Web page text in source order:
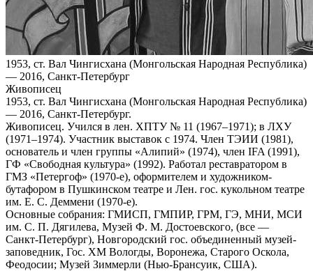
1953, ст. Вал Чингисхана (Монгольская Народная Республика)
— 2016, Санкт‑Петербург
Живописец
1953, ст. Вал Чингисхана (Монгольская Народная Республика)
— 2016, Санкт‑Петербург.
Живописец. Учился в лен. ХПТУ № 11 (1967–1971); в ЛХУ
(1971–1974). Участник выставок с 1974. Член ТЭИИ (1981),
основатель и член группы «Алипий» (1974), член IFA (1991),
ГФ «Свободная культура» (1992). Работал реставратором в
ГМЗ «Петергоф» (1970‑е), оформителем и художником-
бутафором в Пушкинском театре и Лен. гос. кукольном театре
им. Е. С. Деммени (1970‑е).
Основные собрания: ГМИСП, ГМПИР, ГРМ, ГЭ, МНИ, МСИ
им. С. П. Дягилева, Музей Ф. М. Достоевского, (все —
Санкт‑Петербург), Новгородский гос. объединенный музей-
заповедник, Гос. ХМ Вологды, Воронежа, Старого Оскола,
Феодосии; Музей Зиммерли (Нью-Брансуик, США).